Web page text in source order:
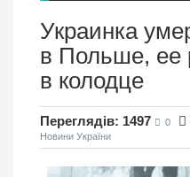
Украинка
в Польше, ее
в колодце
Переглядів: 1497 0
Новини України